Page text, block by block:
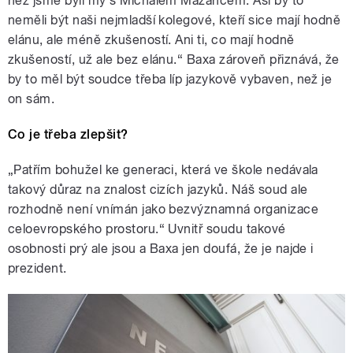
neměli být naši nejmladší kolegové, kteří sice mají hodně
elánu, ale méně zkušeností. Ani ti, co mají hodně
zkušeností, už ale bez elánu.“ Baxa zároveň přiznává, že
by to měl být soudce třeba líp jazykově vybaven, než je
on sám.
Co je třeba zlepšit?
„Patřím bohužel ke generaci, která ve škole nedávala
takový důraz na znalost cizích jazyků. Náš soud ale
rozhodně není vnímán jako bezvýznamná organizace
celoevropského prostoru.“ Uvnitř soudu takové
osobnosti prý ale jsou a Baxa jen doufá, že je najde i
prezident.